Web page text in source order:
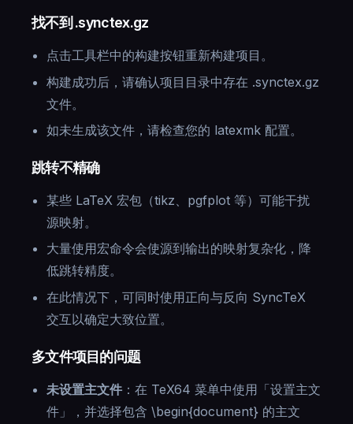
找不到 .synctex.gz
点击工具栏中的构建按钮重新构建项目。
构建成功后，请确认项目目录中存在 .synctex.gz
文件。
如未生成该文件，请检查您的 latexmk 配置。
跳转不精确
某些 LaTeX 宏包（tikz、pgfplot 等）可能干扰
源映射。
大量使用宏命令会使源到输出的映射复杂化，降
低跳转精度。
在此情况下，可同时使用正向与反向 SyncTeX
交互以确定大致位置。
多文件项目的问题
未设置主文件 ：在 TeX64 菜单中使用「设置主文
件」，并选择包含 \begin{document} 的主文